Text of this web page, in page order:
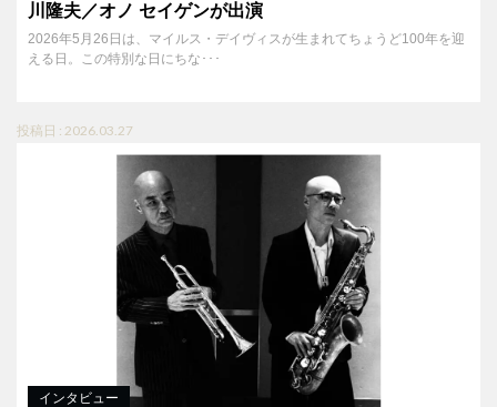
川隆夫／オノ セイゲンが出演
2026年5月26日は、マイルス・デイヴィスが生まれてちょうど100年を迎
える日。この特別な日にちな･･･
投稿日 : 2026.03.27
インタビュー